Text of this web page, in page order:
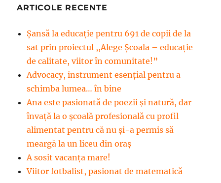
ARTICOLE RECENTE
Șansă la educație pentru 691 de copii de la
sat prin proiectul ,,Alege Școala – educație
de calitate, viitor în comunitate!”
Advocacy, instrument esenţial pentru a
schimba lumea… în bine
Ana este pasionată de poezii și natură, dar
învață la o școală profesională cu profil
alimentat pentru că nu și-a permis să
meargă la un liceu din oraș
A sosit vacanța mare!
Viitor fotbalist, pasionat de matematică